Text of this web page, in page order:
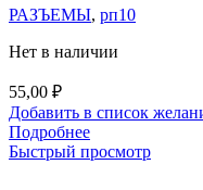
РАЗЪЕМЫ, рп10
Нет в наличии
55,00 ₽
Добавить в список
Подробнее
Быстрый просмотр